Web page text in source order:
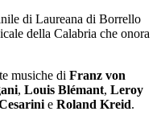
di Laureana di Borrello
della Calabria che onora
musiche di Franz von
, Louis Blémant, Leroy
e Roland Kreid.